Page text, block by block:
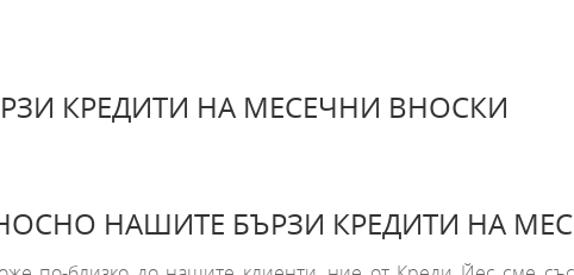
КРЕДИТИ НА МЕСЕЧНИ ВНОСКИ
НАШИТЕ БЪРЗИ КРЕДИТИ НА